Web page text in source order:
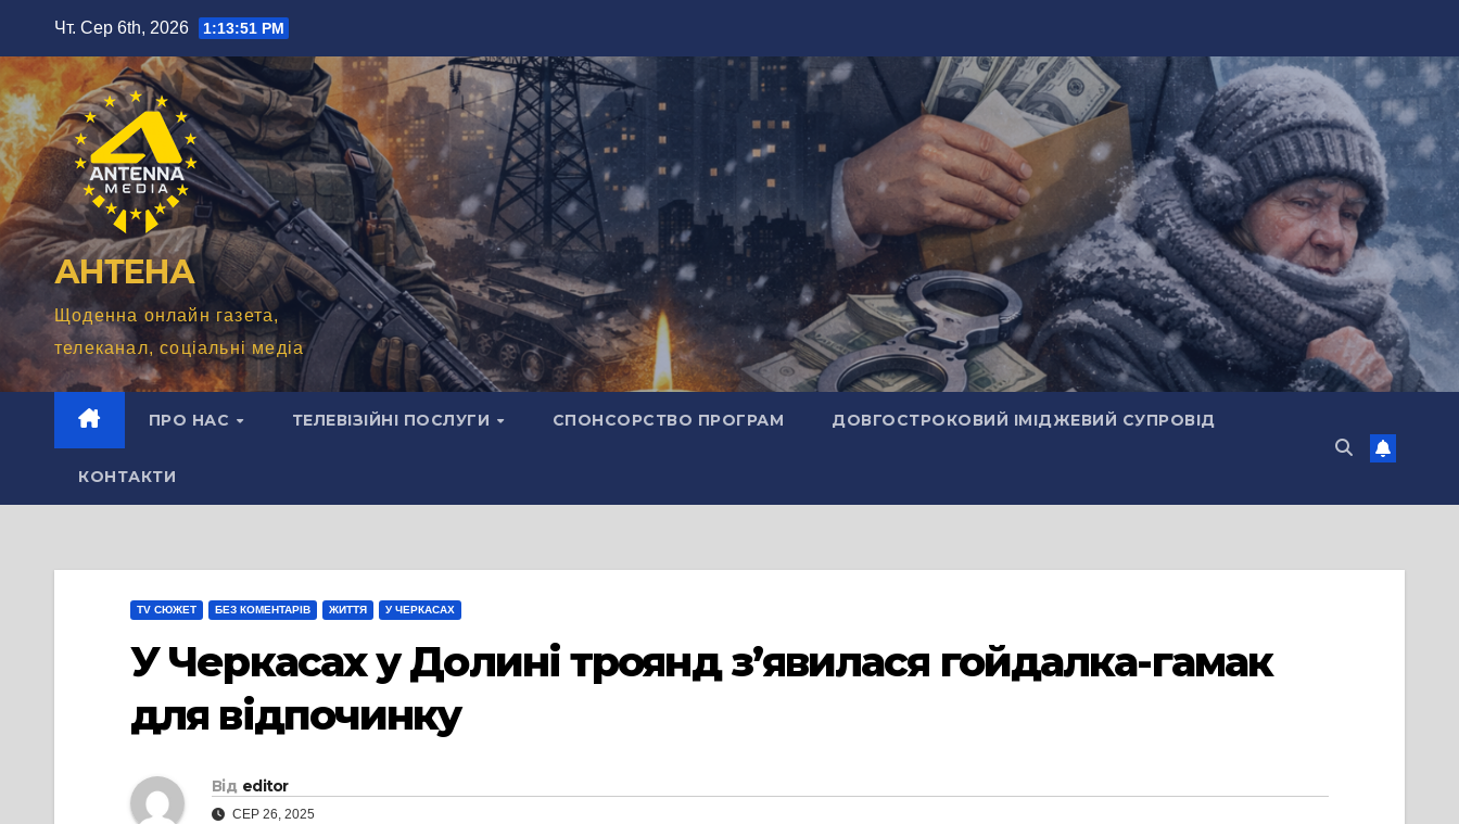
вмісту
Чт. Сер 6th, 2026 1:13:53 PM
АНТЕНА
Щоденна онлайн газета,
телеканал, соціальні медіа
ПРО НАС ТЕЛЕВІЗІЙНІ ПОСЛУГИ СПОНСОРСТВО ПРОГРАМ ДОВГОСТРОКОВИЙ ІМІДЖЕВИЙ СУПРОВІД
КОНТАКТИ
TV СЮЖЕТ БЕЗ КОМЕНТАРІВ ЖИТТЯ У ЧЕРКАСАХ
У Черкасах у Долині троянд з’явилася гойдалка-гамак
для відпочинку
Від editor
СЕР 26, 2025